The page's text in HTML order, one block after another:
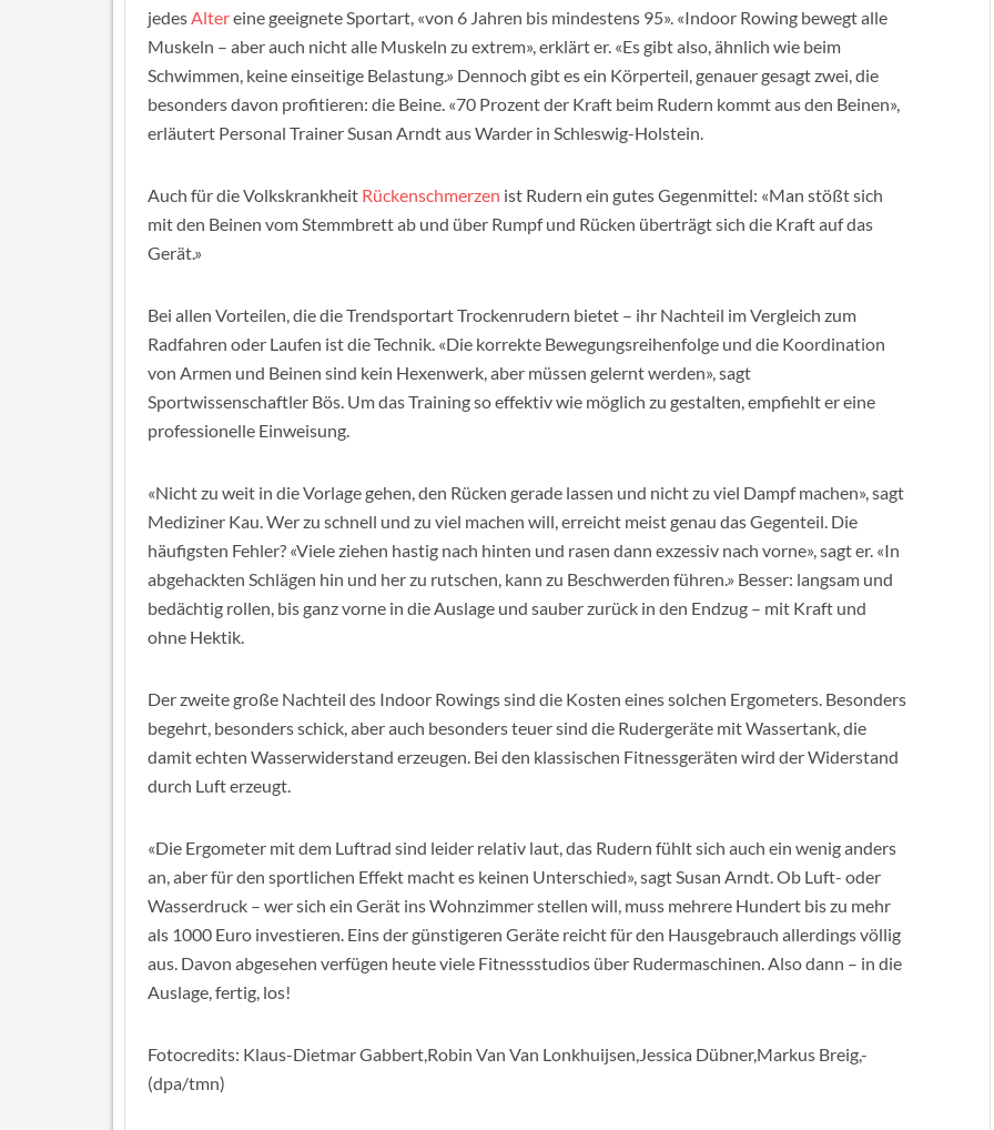
jedesAltereine geeignete Sportart, «von 6 Jahren bis mindestens 95». «Indoor Rowing bewegt alle
Muskeln – aber auch nicht alle Muskeln zu extrem», erklärt er. «Es gibt also, ähnlich wie beim
Schwimmen, keine einseitige Belastung.» Dennoch gibt es ein Körperteil, genauer gesagt zwei, die
besonders davon profitieren: die Beine. «70 Prozent der Kraft beim Rudern kommt aus den Beinen»,
erläutert Personal Trainer Susan Arndt aus Warder in Schleswig-Holstein.
Auch für die Volkskrankheit Rückenschmerzen ist Rudern ein gutes Gegenmittel: «Man stößt sich
mit den Beinen vom Stemmbrett ab und über Rumpf und Rücken überträgt sich die Kraft auf das
Gerät.»
Bei allen Vorteilen, die die Trendsportart Trockenrudern bietet – ihr Nachteil im Vergleich zum
Radfahren oder Laufen ist die Technik. «Die korrekte Bewegungsreihenfolge und die Koordination
von Armen und Beinen sind kein Hexenwerk, aber müssen gelernt werden», sagt
Sportwissenschaftler Bös. Um das Training so effektiv wie möglich zu gestalten, empfiehlt er eine
professionelle Einweisung.
«Nicht zu weit in die Vorlage gehen, den Rücken gerade lassen und nicht zu viel Dampf machen», sagt
Mediziner Kau. Wer zu schnell und zu viel machen will, erreicht meist genau das Gegenteil. Die
häufigsten Fehler? «Viele ziehen hastig nach hinten und rasen dann exzessiv nach vorne», sagt er. «In
abgehackten Schlägen hin und her zu rutschen, kann zu Beschwerden führen.» Besser: langsam und
bedächtig rollen, bis ganz vorne in die Auslage und sauber zurück in den Endzug – mit Kraft und
ohne Hektik.
Der zweite große Nachteil des Indoor Rowings sind die Kosten eines solchen Ergometers. Besonders
begehrt, besonders schick, aber auch besonders teuer sind die Rudergeräte mit Wassertank, die
damit echten Wasserwiderstand erzeugen. Bei den klassischen Fitnessgeräten wird der Widerstand
durch Luft erzeugt.
«Die Ergometer mit dem Luftrad sind leider relativ laut, das Rudern fühlt sich auch ein wenig anders
an, aber für den sportlichen Effekt macht es keinen Unterschied», sagt Susan Arndt. Ob Luft- oder
Wasserdruck – wer sich ein Gerät ins Wohnzimmer stellen will, muss mehrere Hundert bis zu mehr
als 1000 Euro investieren. Eins der günstigeren Geräte reicht für den Hausgebrauch allerdings völlig
aus. Davon abgesehen verfügen heute viele Fitnessstudios über Rudermaschinen. Also dann – in die
Auslage, fertig, los!
Fotocredits: Klaus-Dietmar Gabbert,Robin Van Van Lonkhuijsen,Jessica Dübner,Markus Breig,-
(dpa/tmn)